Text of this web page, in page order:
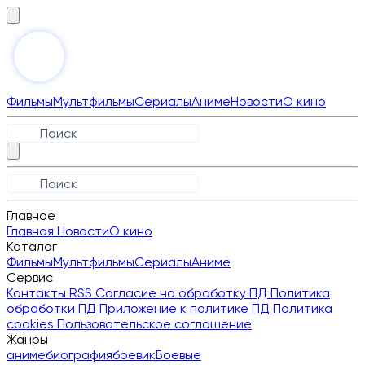
ФильмыМультфильмыСериалыАнимеНовостиО кино
Главное
Главная НовостиО кино
Каталог
ФильмыМультфильмыСериалыАниме
Сервис
Контакты RSS Согласие на обработку ПД Политика
обработки ПД Приложение к политике ПД Политика
cookies Пользовательское соглашение
Жанры
анимебиографиябоевикБоевые